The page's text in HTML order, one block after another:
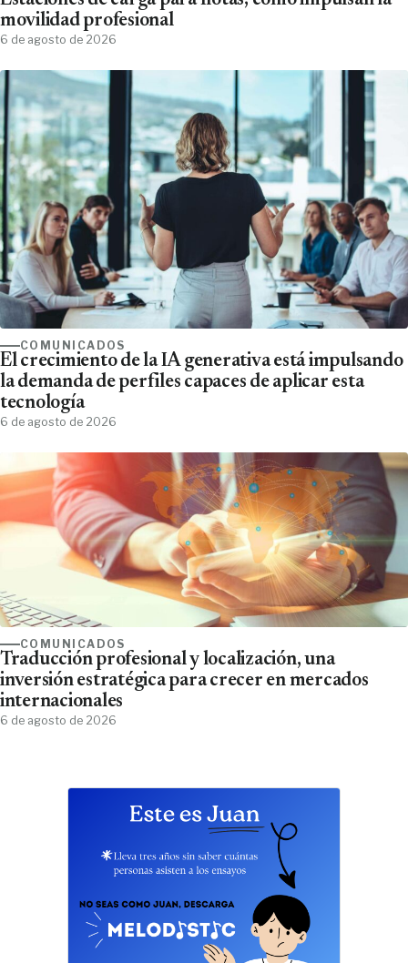
movilidad profesional
6 de agosto de 2026
COMUNICADOS
El crecimiento de la IA generativa está impulsando
la demanda de perfiles capaces de aplicar esta
tecnología
6 de agosto de 2026
COMUNICADOS
Traducción profesional y localización, una
inversión estratégica para crecer en mercados
internacionales
6 de agosto de 2026